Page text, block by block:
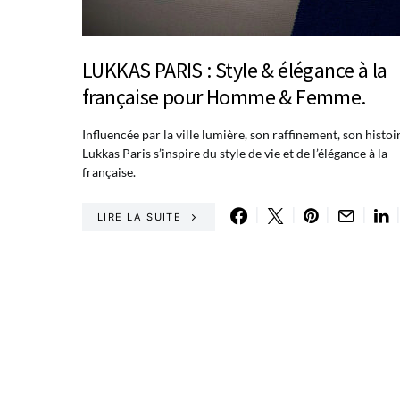
LUKKAS PARIS : Style & élégance à la
française pour Homme & Femme.
Influencée par la ville lumière, son raffinement, son
Lukkas Paris s’inspire du style de vie et de l’élégance à la
française.
LIRE LA SUITE